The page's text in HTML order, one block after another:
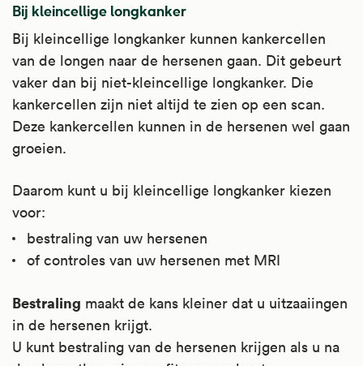
Bij kleincellige longkanker
Bij kleincellige longkanker kunnen kankercellen
van de longen naar de hersenen gaan. Dit gebeurt
vaker dan bij niet-kleincellige longkanker. Die
kankercellen zijn niet altijd te zien op een scan.
Deze kankercellen kunnen in de hersenen wel gaan
groeien.
Daarom kunt u bij kleincellige longkanker kiezen
voor:
bestraling van uw hersenen
of controles van uw hersenen met MRI
Bestraling maakt de kans kleiner dat u uitzaaiingen
in de hersenen krijgt.
U kunt bestraling van de hersenen krijgen als u na